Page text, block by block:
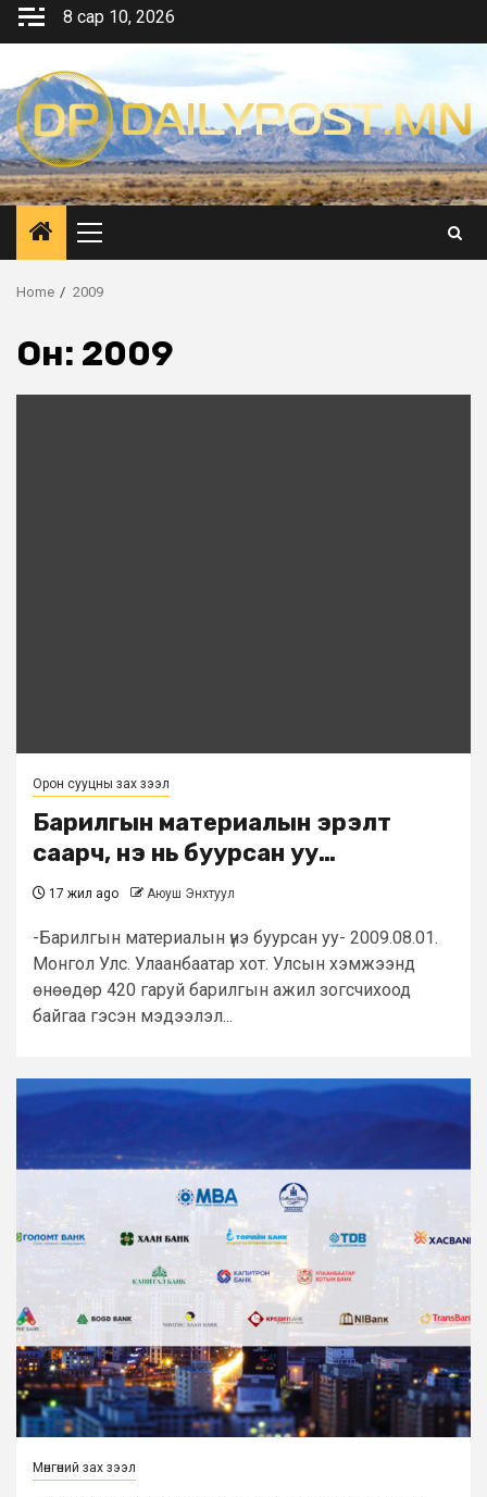
Skip
8 сар 10, 2026
Primary
Menu
Home 2009
Он: 2009
Орон сууцны зах зээл
Барилгын материалын эрэлт
саарч, үнэ нь буурсан уу…
17 жил ago Аюуш Энхтуул
-Барилгын материалын үнэ буурсан уу- 2009.08.01.
Монгол Улс. Улаанбаатар хот. Улсын хэмжээнд
өнөөдөр 420 гаруй барилгын ажил зогсчихоод
байгаа гэсэн мэдээлэл...
Мөнгөний зах зээл